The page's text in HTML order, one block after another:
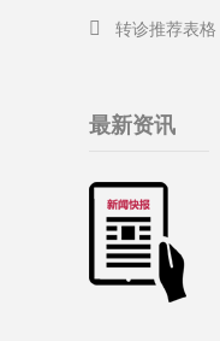
转诊推荐表格
最新资讯